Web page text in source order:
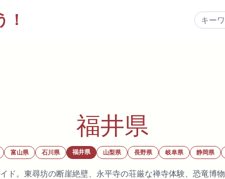
！
福井県
富山県 石川県 福井県 山梨県 長野県 岐阜県 静岡県
ド。東尋坊の断崖絶壁、永平寺の荘厳な禅寺体験、恐竜博